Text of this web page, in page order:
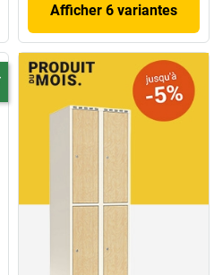
Afficher 6 variantes